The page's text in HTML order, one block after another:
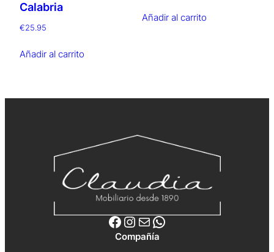
Calabria
€25.95
Añadir al carrito
Añadir al carrito
Facebook InstagramCorreo electrónico WhatsApp
Compañía